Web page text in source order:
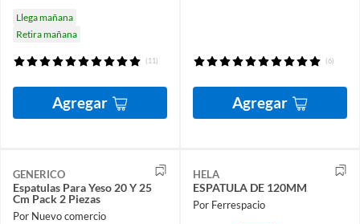
Llega mañana
Retira mañana
(11)
Agregar
(6)
Agregar
GENERICO
Espatulas Para Yeso 20 Y 25
Cm Pack 2 Piezas
Por Nuevo comercio
HELA
ESPATULA DE 120MM
Por Ferrespacio